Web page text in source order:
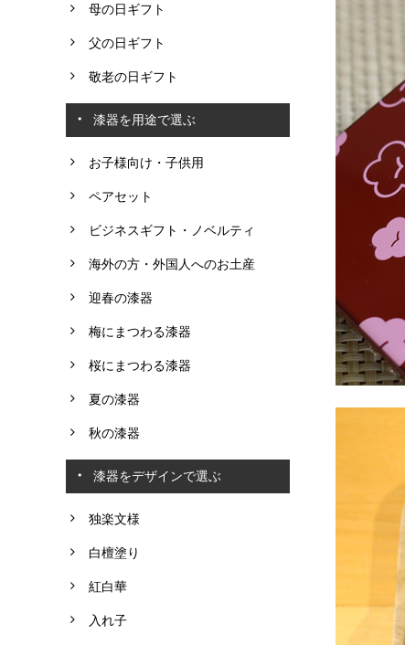
母の日ギフト
父の日ギフト
敬老の日ギフト
漆器を用途で選ぶ
お子様向け・子供用
ペアセット
ビジネスギフト・ノベルティ
海外の方・外国人へのお土産
迎春の漆器
梅にまつわる漆器
桜にまつわる漆器
夏の漆器
秋の漆器
漆器をデザインで選ぶ
独楽文様
白檀塗り
紅白華
入れ子